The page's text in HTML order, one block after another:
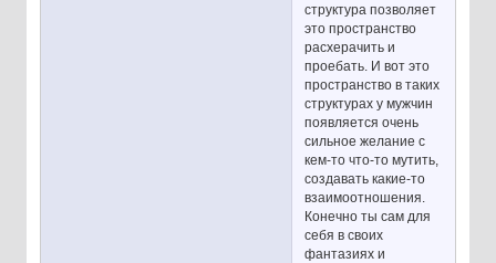
структура позволяет
это пространство
расхерачить и
проебать. И вот это
пространство в таких
структурах у мужчин
появляется очень
сильное желание с
кем-то что-то мутить,
создавать какие-то
взаимоотношения.
Конечно ты сам для
себя в своих
фантазиях и